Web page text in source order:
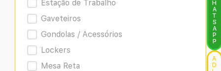
Estação de Trabalho
Gaveteiros
Gondolas / Acessórios
Lockers
Mesa Reta
H
A
T
S
A
P
P
A
D